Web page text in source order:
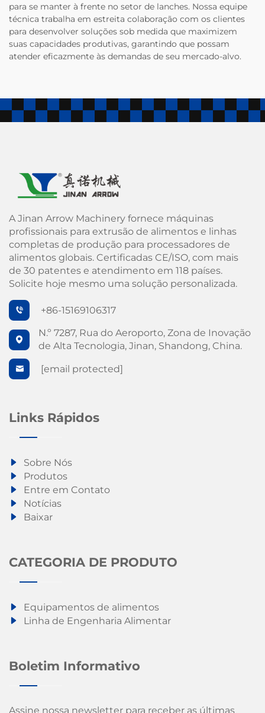
para se manter à frente no setor de lanches. Nossa equipe
técnica trabalha em estreita colaboração com os clientes
para desenvolver soluções sob medida que maximizem
suas capacidades produtivas, garantindo que possam
atender eficazmente às demandas de seu mercado-alvo.
A Jinan Arrow Machinery fornece máquinas
profissionais para extrusão de alimentos e linhas
completas de produção para processadores de
alimentos globais. Certificadas CE/ISO, com mais
de 30 patentes e atendimento em 118 países.
Solicite hoje mesmo uma solução personalizada.
+86-15169106317
N.º 7287, Rua do Aeroporto, Zona de Inovação
de Alta Tecnologia, Jinan, Shandong, China.
[email protected]
Links Rápidos
Sobre Nós
Produtos
Entre em Contato
Notícias
Baixar
CATEGORIA DE PRODUTO
Equipamentos de alimentos
Linha de Engenharia Alimentar
Boletim Informativo
Assine nossa newsletter para receber as últimas